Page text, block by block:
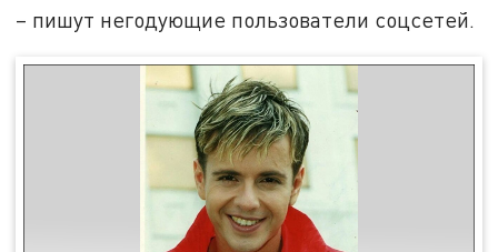
– пишут негодующие пользователи соцсетей.